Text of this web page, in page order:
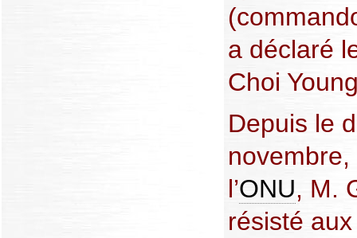
a déclaré
Choi
Depuis le
l’ONU, M.
résisté